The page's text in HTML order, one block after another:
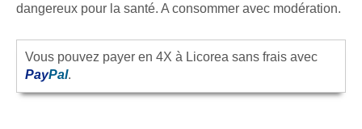
dangereux pour la santé. A consommer avec modération.
Vous pouvez payer en 4X à Licorea sans frais avec
PayPal.